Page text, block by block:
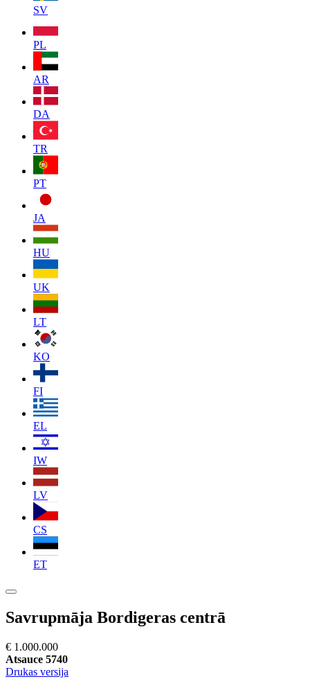
SV
PL
AR
DA
TR
PT
JA
HU
UK
LT
KO
FI
EL
IW
LV
CS
ET
Savrupmāja Bordigeras centrā
€ 1.000.000
Atsauce 5740
Drukas versija